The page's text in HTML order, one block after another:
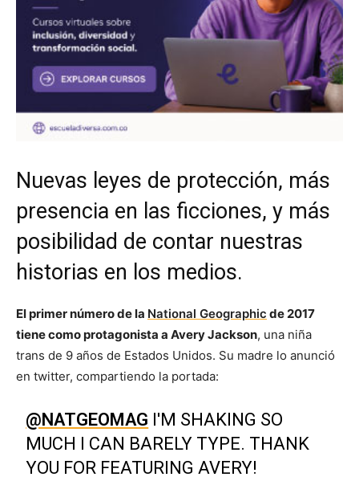
Nuevas leyes de protección, más
presencia en las ficciones, y más
posibilidad de contar nuestras
historias en los medios.
El primer número de la National Geographic de 2017
tiene como protagonista a Avery Jackson, una niña
trans de 9 años de Estados Unidos. Su madre lo anunció
en twitter, compartiendo la portada:
@NATGEOMAG I'M SHAKING SO
MUCH I CAN BARELY TYPE. THANK
YOU FOR FEATURING AVERY!